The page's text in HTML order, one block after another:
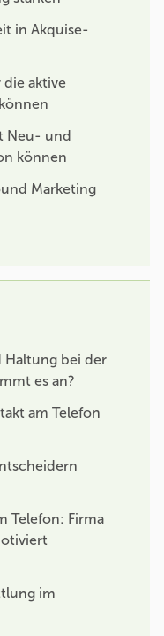
in Akquise-
aktive
Neu- und
können
Marketing
Haltung bei der
es an?
am Telefon
Telefon: Firma
im